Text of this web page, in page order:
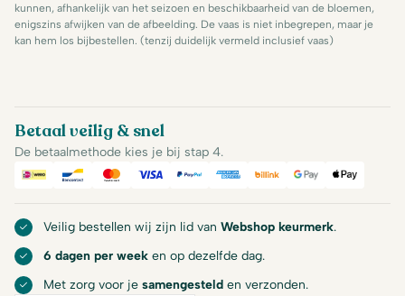
kunnen, afhankelijk van het seizoen en beschikbaarheid van de bloemen,
enigszins afwijken van de afbeelding. De vaas is niet inbegrepen, maar je
kan hem los bijbestellen. (tenzij duidelijk vermeld inclusief vaas)
Betaal veilig & snel
De betaalmethode kies je bij stap 4.
iDeal Bancontact
Mastercard
Visa PayPalAmerican Express
BillinkGoogle Pay
Apple
Veilig bestellen wij zijn lid van Webshop keurmerk.
6 dagen per week en op dezelfde dag.
Met zorg voor je samengesteld en verzonden.